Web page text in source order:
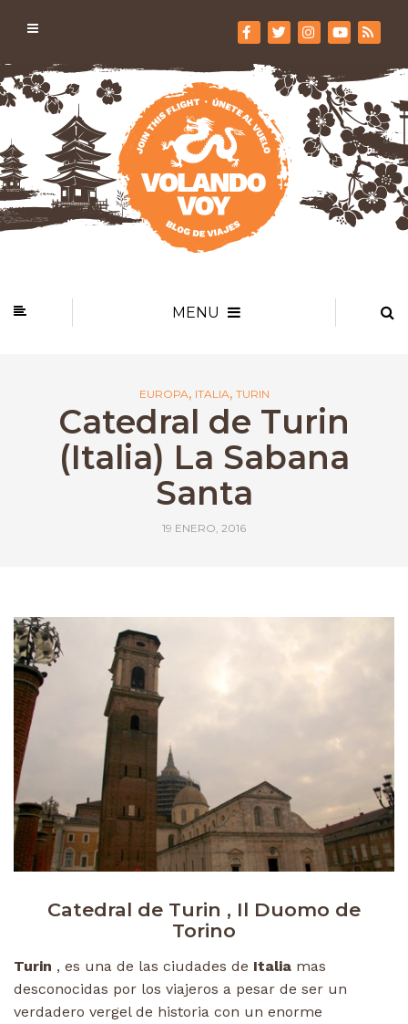
MENU
EUROPA, ITALIA, TURIN
Catedral de Turin
(Italia) La Sabana
Santa
19 ENERO, 2016
Catedral de Turin , Il Duomo de
Torino
Turin , es una de las ciudades de Italia mas
desconocidas por los viajeros a pesar de ser un
verdadero vergel de historia con un enorme